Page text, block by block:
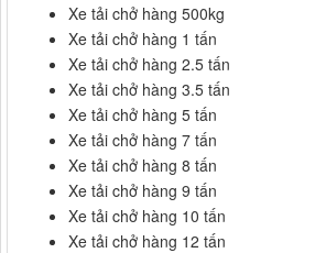
Xe tải chở hàng 500kg
Xe tải chở hàng 1 tấn
Xe tải chở hàng 2.5 tấn
Xe tải chở hàng 3.5 tấn
Xe tải chở hàng 5 tấn
Xe tải chở hàng 7 tấn
Xe tải chở hàng 8 tấn
Xe tải chở hàng 9 tấn
Xe tải chở hàng 10 tấn
Xe tải chở hàng 12 tấn